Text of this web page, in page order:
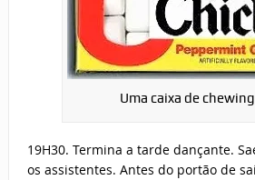
Uma caixa de
19H30. Termina a tarde dançante.
os assistentes. Antes do portão de